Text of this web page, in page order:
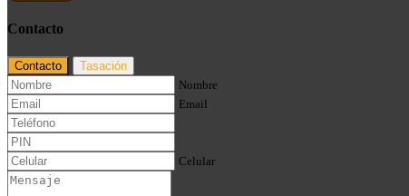
Contacto
Contacto
Tasación
Nombre
Email
Celular